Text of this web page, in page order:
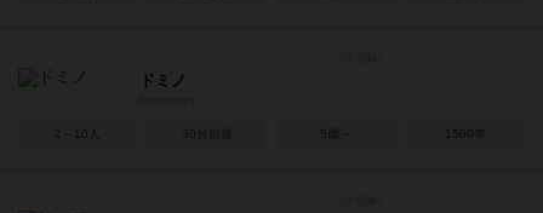
ドミノ
2～10人 30分前後 5歳～ 1500年